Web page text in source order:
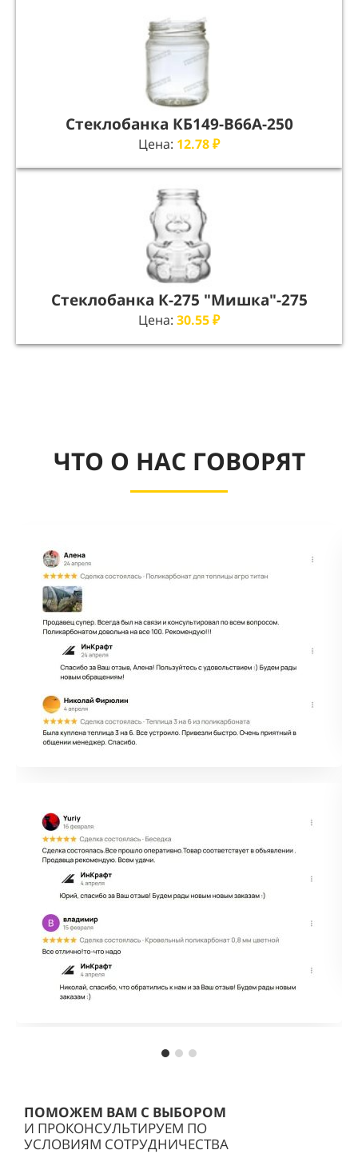
Стеклобанка КБ149-В66А-250
Цена: 12.78₽
Стеклобанка К-275 "Мишка"-275
Цена: 30.55₽
ЧТО О НАС ГОВОРЯТ
ПОМОЖЕМ ВАМ С ВЫБОРОМ
И ПРОКОНСУЛЬТИРУЕМ ПО
УСЛОВИЯМ СОТРУДНИЧЕСТВА